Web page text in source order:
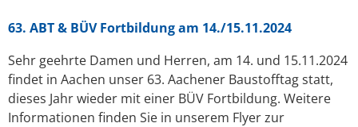
63. ABT & BÜV Fortbildung am 14./15.11.2024
Sehr geehrte Damen und Herren, am 14. und 15.11.2024
findet in Aachen unser 63. Aachener Baustofftag statt,
dieses Jahr wieder mit einer BÜV Fortbildung. Weitere
Informationen finden Sie in unserem Flyer zur